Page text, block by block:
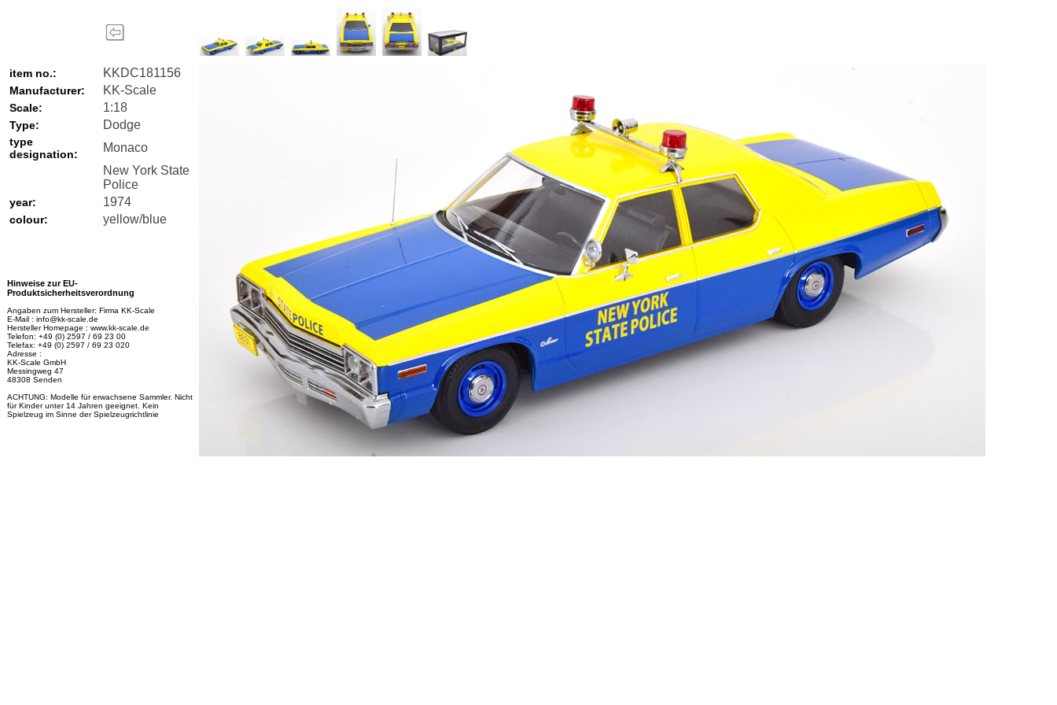
item no.: KKDC181156
Manufacturer: KK-Scale
Scale: 1:18
Type: Dodge
type
designation:
Monaco
New York State
Police
year: 1974
colour: yellow/blue
Hinweise zur EU-
Produktsicherheitsverordnung
Angaben zum Hersteller: Firma KK-Scale
E-Mail : info@kk-scale.de
Hersteller Homepage : www.kk-scale.de
Telefon: +49 (0) 2597 / 69 23 00
Telefax: +49 (0) 2597 / 69 23 020
Adresse :
KK-Scale GmbH
Messingweg 47
48308 Senden
ACHTUNG: Modelle für erwachsene Sammler. Nicht
für Kinder unter 14 Jahren geeignet. Kein
Spielzeug im Sinne der Spielzeugrichtlinie